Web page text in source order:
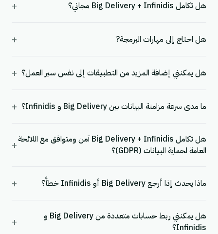
هل تكامل Big Delivery + Infinidis مجاني؟ +
هل احتاج إلى مهارات البرمجة? +
هل يمكنني إضافة المزيد من التطبيقات إلى نفس سير العمل؟ +
ما مدى سرعة مزامنة البيانات بين Big Delivery و Infinidis؟ +
هل تكامل Big Delivery + Infinidis آمن ومتوافق مع اللائحة
العامة لحماية البيانات (GDPR)؟
+
ماذا يحدث إذا أرجع Big Delivery أو Infinidis خطأً؟ +
هل يمكنني ربط حسابات متعددة من Big Delivery و
Infinidis؟
+